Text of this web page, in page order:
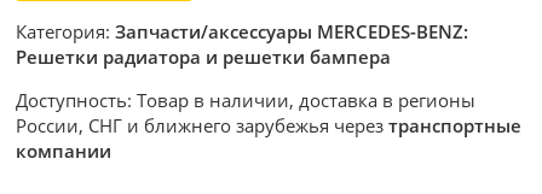
Категория:Запчасти/аксессуары MERCEDES-BENZ:
Решетки радиатора и решетки бампера
Доступность: Товар в наличии, доставка в регионы
России, СНГ и ближнего зарубежья черезтранспортные
компании